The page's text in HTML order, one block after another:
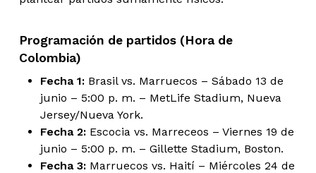
Programación de partidos (Hora de
Colombia)
Fecha 1:Brasil vs. Marruecos – Sábado 13 de
junio – 5:00 p. m. – MetLife Stadium, Nueva
Jersey/Nueva York.
Fecha 2:Escocia vs. Marreceos – Viernes 19 de
junio – 5:00 p. m. – Gillette Stadium, Boston.
Fecha 3:Marruecos vs. Haití – Miércoles 24 de